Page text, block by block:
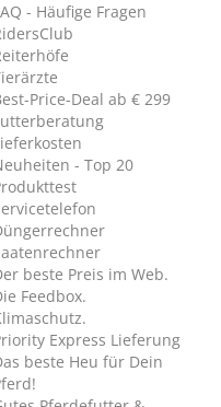
- Häufige Fragen
Price-Deal ab € 299
- Top 20
beste Preis im Web.
Feedbox.
Express Lieferung
beste Heu für Dein